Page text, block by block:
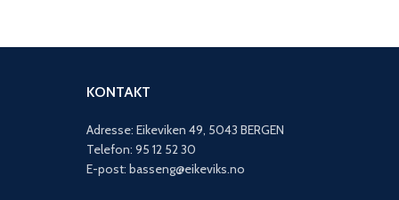
KONTAKT
Adresse: Eikeviken 49, 5043 BERGEN
Telefon: 95 12 52 30
E-post: basseng@eikeviks.no